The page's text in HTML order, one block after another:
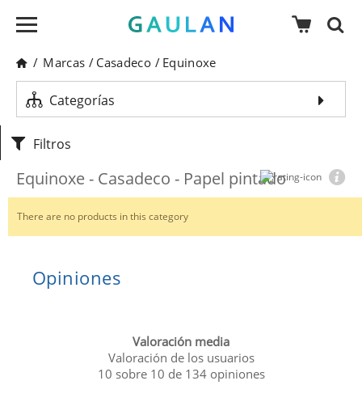
/ Marcas / Casadeco / Equinoxe
Categorías
Filtros
Equinoxe - Casadeco - Papel pintado
There are no products in this category
Opiniones
Valoración media
Valoración de los usuarios
10 sobre 10 de 134opiniones